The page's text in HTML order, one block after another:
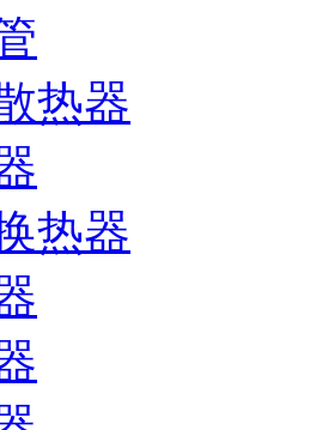
热器
热器